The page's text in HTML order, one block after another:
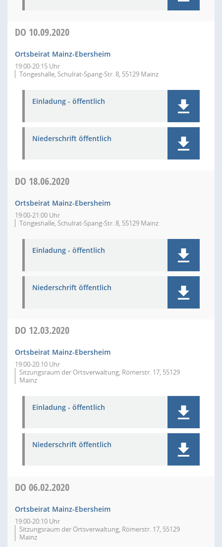
DO 10.09.2020
Ortsbeirat Mainz-Ebersheim
19:00-20:15 Uhr
Töngeshalle, Schulrat-Spang-Str. 8, 55129 Mainz
Einladung - öffentlich
Niederschrift öffentlich
DO 18.06.2020
Ortsbeirat Mainz-Ebersheim
19:00-21:00 Uhr
Töngeshalle, Schulrat-Spang-Str. 8, 55129 Mainz
Einladung - öffentlich
Niederschrift öffentlich
DO 12.03.2020
Ortsbeirat Mainz-Ebersheim
19:00-20:10 Uhr
Sitzungsraum der Ortsverwaltung, Römerstr. 17, 55129
Mainz
Einladung - öffentlich
Niederschrift öffentlich
DO 06.02.2020
Ortsbeirat Mainz-Ebersheim
19:00-20:10 Uhr
Sitzungsraum der Ortsverwaltung, Römerstr. 17, 55129
Mainz